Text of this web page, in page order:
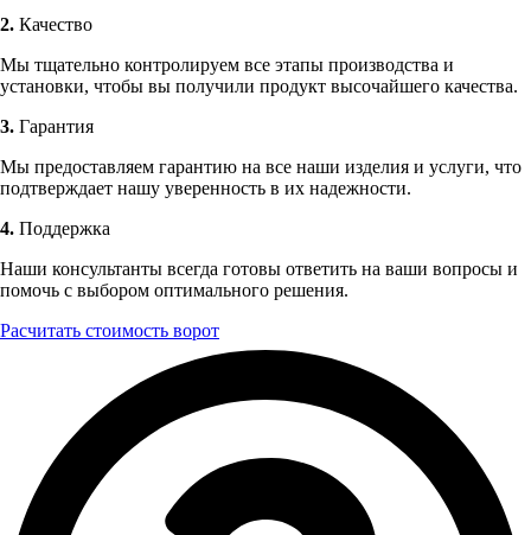
2. Качество
Мы тщательно контролируем все этапы производства и
установки, чтобы вы получили продукт высочайшего качества.
3. Гарантия
Мы предоставляем гарантию на все наши изделия и услуги, что
подтверждает нашу уверенность в их надежности.
4. Поддержка
Наши консультанты всегда готовы ответить на ваши вопросы и
помочь с выбором оптимального решения.
Расчитать стоимость ворот